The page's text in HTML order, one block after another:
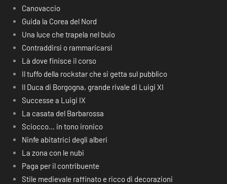
Canovaccio
Guida la Corea del Nord
Una luce che trapela nel buio
Contraddirsi o rammaricarsi
Là dove finisce il corso
Il tuffo della rockstar che si getta sul pubblico
Il Duca di Borgogna, grande rivale di Luigi XI
Successe a Luigi IX
La casata del Barbarossa
Sciocco… in tono ironico
Ninfe abitatrici degli alberi
La zona con le nubi
Paga per il contribuente
Stile medievale raffinato e ricco di decorazioni